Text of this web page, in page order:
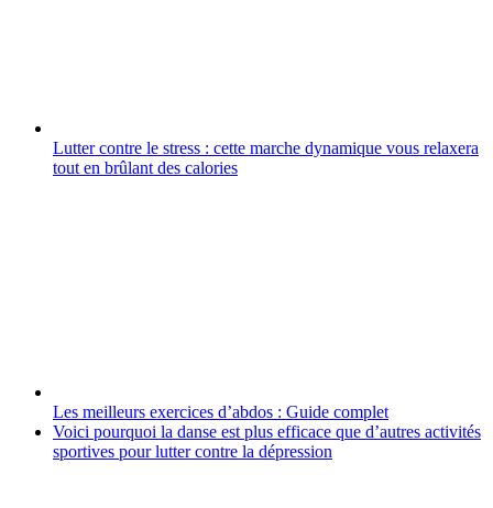
Lutter contre le stress : cette marche dynamique vous relaxera
tout en brûlant des calories
Les meilleurs exercices d’abdos : Guide complet
Voici pourquoi la danse est plus efficace que d’autres activités
sportives pour lutter contre la dépression